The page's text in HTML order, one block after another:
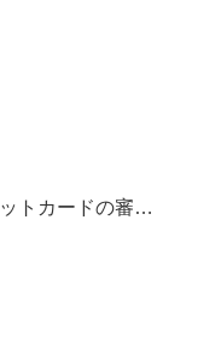
クレジットカードの審査基準